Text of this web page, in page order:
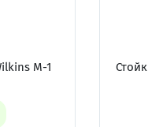
M-1